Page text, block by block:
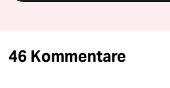
46 Kommentare